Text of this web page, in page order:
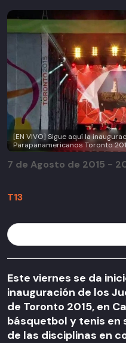
[EN VIVO] Sigue aquí la
Parapanamericanos Toronto
T13
7 de Agosto de 2015 -
Este viernes se da
inauguración de los
de Toronto 2015, en
básquetbol y tenis en
de las disciplinas en